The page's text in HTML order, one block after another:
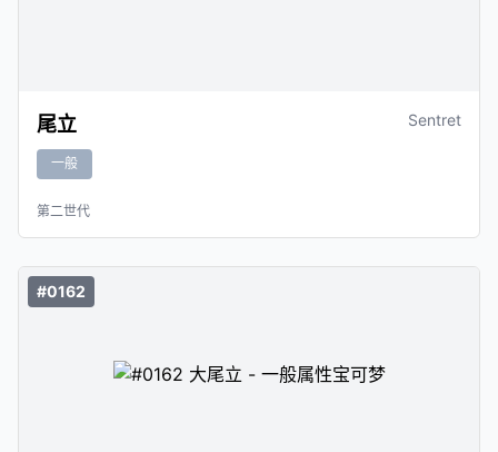
尾立 Sentret
一般
第二世代
#0162